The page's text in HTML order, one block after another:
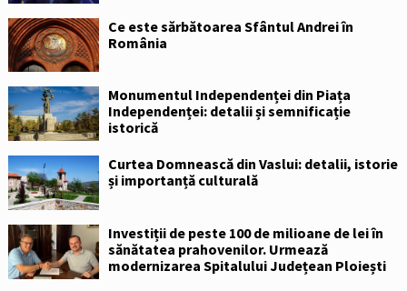
Ce este sărbătoarea Sfântul Andrei în
România
Monumentul Independenței din Piața
Independenței: detalii și semnificație
istorică
Curtea Domnească din Vaslui: detalii, istorie
și importanță culturală
Investiții de peste 100 de milioane de lei în
sănătatea prahovenilor. Urmează
modernizarea Spitalului Județean Ploiești